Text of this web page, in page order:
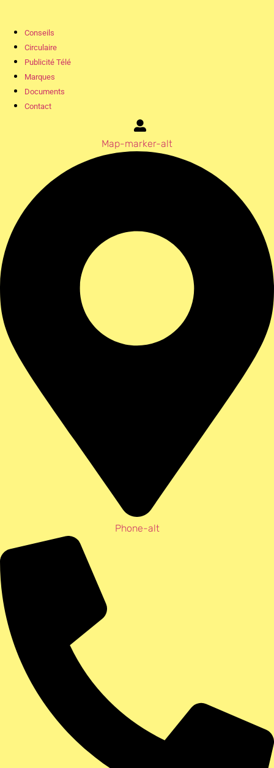
Conseils
Circulaire
Publicité Télé
Marques
Documents
Contact
Map-marker-alt
Phone-alt